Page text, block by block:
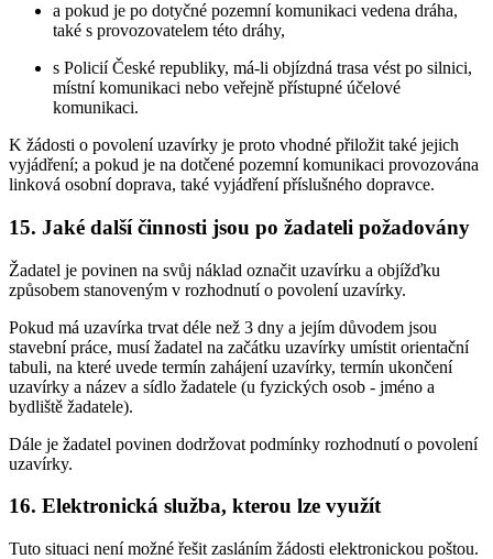
a pokud je po dotyčné pozemní komunikaci vedena dráha,
také s provozovatelem této dráhy,
s Policií České republiky, má-li objízdná trasa vést po silnici,
místní komunikaci nebo veřejně přístupné účelové
komunikaci.
K žádosti o povolení uzavírky je proto vhodné přiložit také jejich
vyjádření; a pokud je na dotčené pozemní komunikaci provozována
linková osobní doprava, také vyjádření příslušného dopravce.
15. Jaké další činnosti jsou po žadateli požadovány
Žadatel je povinen na svůj náklad označit uzavírku a objížďku
způsobem stanoveným v rozhodnutí o povolení uzavírky.
Pokud má uzavírka trvat déle než 3 dny a jejím důvodem jsou
stavební práce, musí žadatel na začátku uzavírky umístit orientační
tabuli, na které uvede termín zahájení uzavírky, termín ukončení
uzavírky a název a sídlo žadatele (u fyzických osob - jméno a
bydliště žadatele).
Dále je žadatel povinen dodržovat podmínky rozhodnutí o povolení
uzavírky.
16. Elektronická služba, kterou lze využít
Tuto situaci není možné řešit zasláním žádosti elektronickou poštou.